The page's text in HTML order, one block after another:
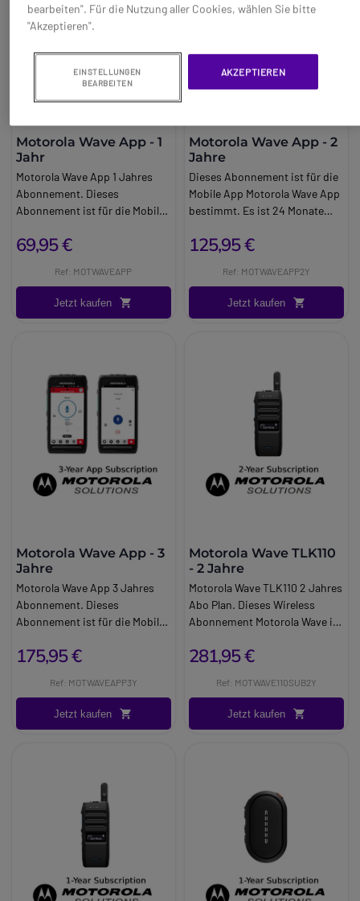
Motorola Wave App - 1
Jahr
Motorola Wave App 1 Jahres
Abonnement. Dieses
Abonnement ist für die Mobile
bestimmt. Akustische und
Analyse der vorrangigen
69,95 €
Ref: MOTWAVEAPP
Jetzt kaufen
Motorola Wave App - 2
Jahre
Dieses Abonnement ist für die
Mobile App Motorola Wave App
bestimmt. Es ist 24 Monate
PTT (Push to Talk) auf
auf Walkie Talkies ausweiten.
125,95 €
Ref: MOTWAVEAPP2Y
Jetzt kaufen
Motorola Wave App - 3
Jahre
Motorola Wave App 3 Jahres
Abonnement. Dieses
Abonnement ist für die Mobile
bestimmt. Akustische und
Analyse der vorrangigen
175,95 €
Ref: MOTWAVEAPP3Y
Jetzt kaufen
Motorola Wave TLK110
- 2 Jahre
Motorola Wave TLK110 2 Jahres
Abo Plan. Dieses Wireless
Abonnement Motorola Wave ist
Talkie Motorola TLK110
für das Motorola TLK110 Walkie
Talkie. Limitierte TPTTs im
281,95 €
Ref: MOTWAVE110SUB2Y
Jetzt kaufen
bearbeiten". Für die Nutzung aller Cookies, wählen Sie bitte
"Akzeptieren".
EINSTELLUNGEN
BEARBEITEN
AKZEPTIEREN